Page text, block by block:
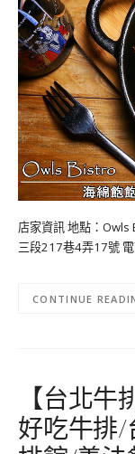
店家資訊 地點：
三段217巷4弄17號
CONTINUE
【台北
好吃牛排/